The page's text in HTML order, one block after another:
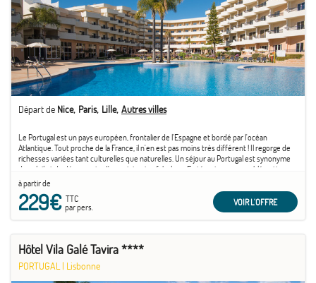
Départ de Nice Paris Lille Autres villes
Le Portugal est un pays européen, frontalier de l'Espagne et bordé par l'océan
Atlantique. Tout proche de la France, il n'en est pas moins très différent ! Il regorge de
richesses variées tant culturelles que naturelles. Un séjour au Portugal est synonyme
de soleil et de découverte d'un patrimoine fabuleux. En témoigne son emblématique
capitale ...
à partir de
229€TTC
par pers.
VOIR L'OFFRE
Hôtel Vila Galé Tavira ****
PORTUGAL | Lisbonne